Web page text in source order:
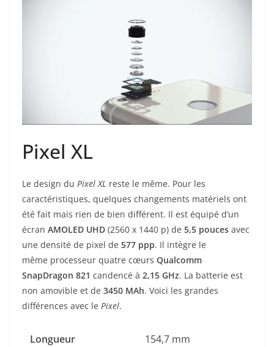
Pixel XL
Le design du Pixel XL reste le même. Pour les
caractéristiques, quelques changements matériels ont
été fait mais rien de bien différent. Il est équipé d’un
écran AMOLED UHD (2560 x 1440 p) de 5,5 pouces avec
une densité de pixel de 577 ppp. Il intègre le
même processeur quatre cœurs Qualcomm
SnapDragon 821 candencé à 2,15 GHz. La batterie est
non amovible et de 3450 MAh. Voici les grandes
différences avec le Pixel.
Longueur
154,7 mm